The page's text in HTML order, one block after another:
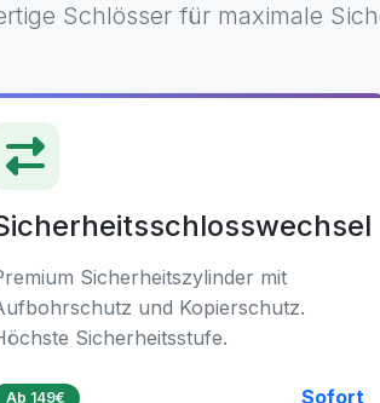
Schlösser für maximale
Sicherheitszylinder mit
und Kopierschutz.
Sicherheitsstufe.
Ab 149€ Sofort